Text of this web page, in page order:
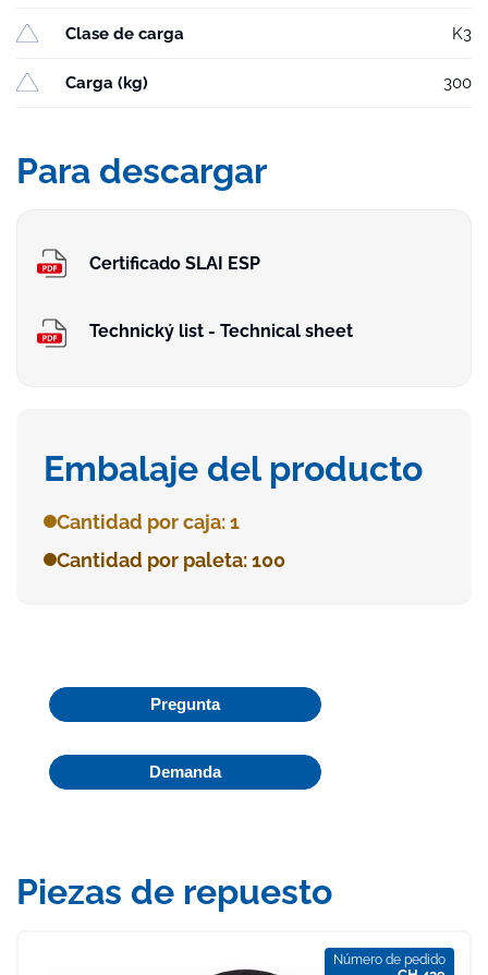
Clase de carga K3
Carga (kg) 300
Para descargar
Certificado SLAI ESP
Technický list - Technical sheet
Embalaje del producto
Cantidad por caja: 1
Cantidad por paleta: 100
Pregunta
Demanda
Piezas de repuesto
Número de pedido